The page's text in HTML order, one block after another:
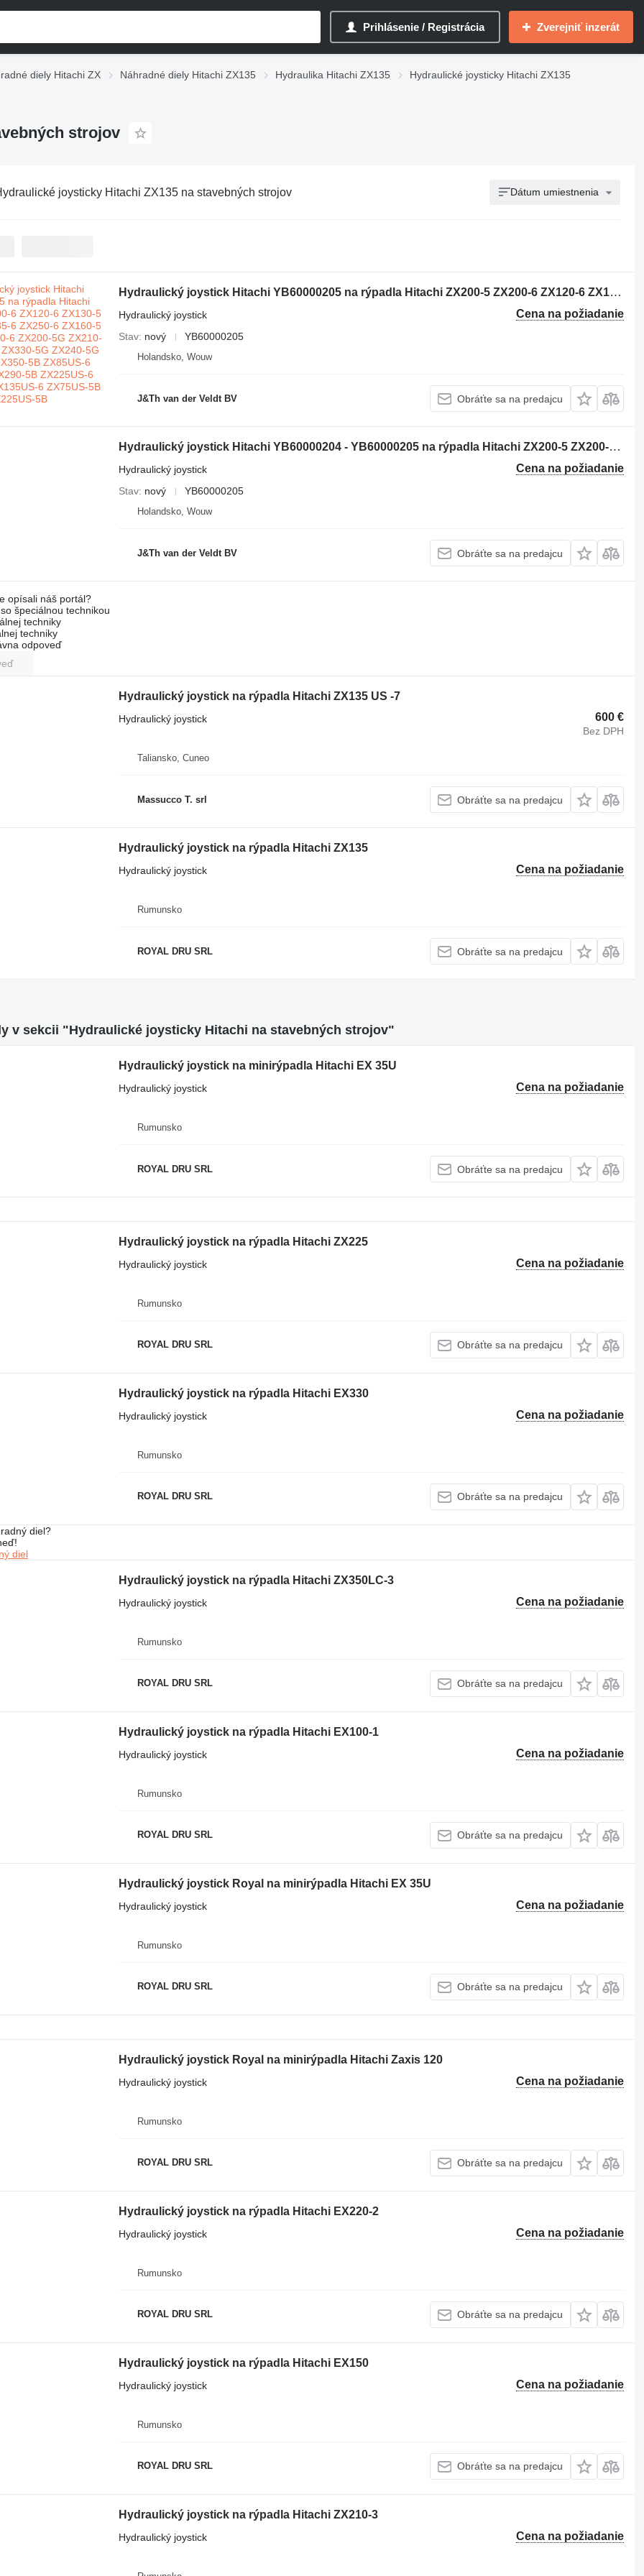
Prihlásenie / Registrácia Zverejniť inzerát
diely Hitachi ZX Náhradné diely Hitachi ZX135 Hydraulika Hitachi ZX135
Hydraulické joysticky Hitachi ZX135
strojov
joysticky Hitachi ZX135 na stavebných strojov Dátum umiestnenia
Hydraulický joystick Hitachi YB60000205 na rýpadla Hitachi ZX200-5 ZX200-6 ZX120-6 ZX130-5 ZX130-6 ZX135-6 ZX250-6 ZX160-5 ZX280-5 ZX190-6 ZX200-5G ZX210-5G ZX120-5B ZX330-5G ZX240-5G ZX250-5B ZX350-5B ZX85US-6 ZX180-5B ZX290-5B ZX225US-6 ZX135US-5 ZX135US-6 ZX75US-5B ZX225US-5B
Cena na požiadanie
Hydraulický joystick
Stav nový YB60000205
Holandsko, Wouw
J&Th van der Veldt BV Obráťte sa na predajcu
Hydraulický joystick Hitachi YB60000204 - YB60000205 na rýpadla Hitachi ZX200-5 ZX200-6 ZX120-6 ZX130-5 ZX130-6 ZX135-6 ZX250-6 ZX160-5 ZX280-5 ZX190-6 ZX200-5G ZX210-5G ZX120-5B ZX330-5G ZX240-5G ZX250-5B ZX350-5B ZX85US-6 ZX180-5B ZX290-5B ZX225US-6 ZX135US-5 ZX135US-6 ZX75US-5B ZX225US-5B
Cena na požiadanie
Hydraulický joystick
Stav nový YB60000205
Holandsko, Wouw
J&Th van der Veldt BV Obráťte sa na predajcu
opísali náš portál?
špeciálnou technikou
techniky
techniky
odpoveď
Hydraulický joystick na rýpadla Hitachi ZX135 US -7
600 €
Bez DPH
Hydraulický joystick
Taliansko, Cuneo
Massucco T. srl Obráťte sa na predajcu
Hydraulický joystick na rýpadla Hitachi ZX135
Cena na požiadanie
Hydraulický joystick
Rumunsko
ROYAL DRU SRL Obráťte sa na predajcu
v sekcii "Hydraulické joysticky Hitachi na stavebných strojov"
Hydraulický joystick na minirýpadla Hitachi EX 35U
Cena na požiadanie
Hydraulický joystick
Rumunsko
ROYAL DRU SRL Obráťte sa na predajcu
Hydraulický joystick na rýpadla Hitachi ZX225
Cena na požiadanie
Hydraulický joystick
Rumunsko
ROYAL DRU SRL Obráťte sa na predajcu
Hydraulický joystick na rýpadla Hitachi EX330
Cena na požiadanie
Hydraulický joystick
Rumunsko
ROYAL DRU SRL Obráťte sa na predajcu
diel?
diel
Hydraulický joystick na rýpadla Hitachi ZX350LC-3
Cena na požiadanie
Hydraulický joystick
Rumunsko
ROYAL DRU SRL Obráťte sa na predajcu
Hydraulický joystick na rýpadla Hitachi EX100-1
Cena na požiadanie
Hydraulický joystick
Rumunsko
ROYAL DRU SRL Obráťte sa na predajcu
Hydraulický joystick Royal na minirýpadla Hitachi EX 35U
Cena na požiadanie
Hydraulický joystick
Rumunsko
ROYAL DRU SRL Obráťte sa na predajcu
Hydraulický joystick Royal na minirýpadla Hitachi Zaxis 120
Cena na požiadanie
Hydraulický joystick
Rumunsko
ROYAL DRU SRL Obráťte sa na predajcu
Hydraulický joystick na rýpadla Hitachi EX220-2
Cena na požiadanie
Hydraulický joystick
Rumunsko
ROYAL DRU SRL Obráťte sa na predajcu
Hydraulický joystick na rýpadla Hitachi EX150
Cena na požiadanie
Hydraulický joystick
Rumunsko
ROYAL DRU SRL Obráťte sa na predajcu
Hydraulický joystick na rýpadla Hitachi ZX210-3
Cena na požiadanie
Hydraulický joystick